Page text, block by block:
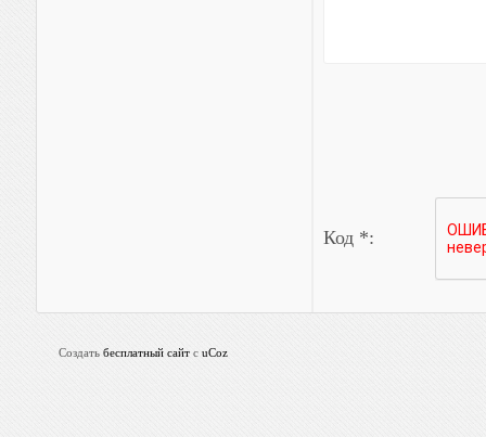
Код *:
Создать бесплатный сайт с uCoz